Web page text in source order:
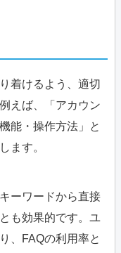
着けるよう、適切
えば、「アカウン
能・操作方法」と
ます。
ーワードから直接
も効果的です。ユ
、FAQの利用率と